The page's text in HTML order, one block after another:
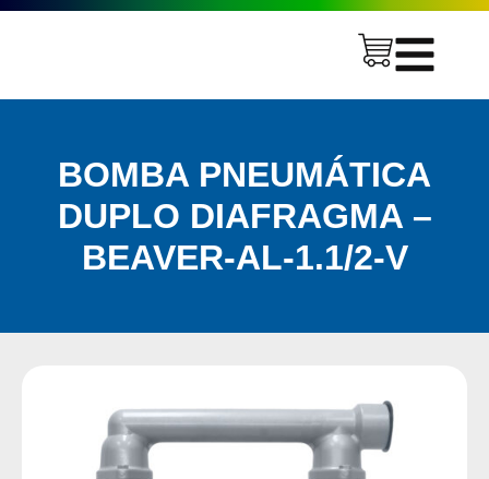
BOMBA PNEUMÁTICA
DUPLO DIAFRAGMA –
BEAVER-AL-1.1/2-V